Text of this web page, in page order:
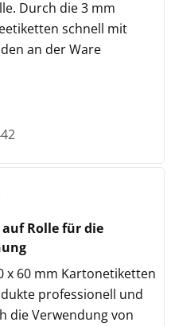
Durch die 3 mm
schnell mit
an der Ware
Rolle für die
x 60 mm Kartonetiketten
professionell und
die Verwendung von